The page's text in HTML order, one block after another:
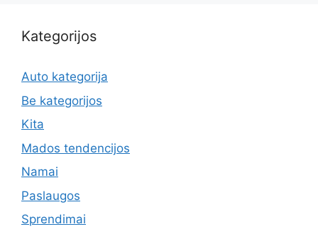
Kategorijos
Auto kategorija
Be kategorijos
Kita
Mados tendencijos
Namai
Paslaugos
Sprendimai